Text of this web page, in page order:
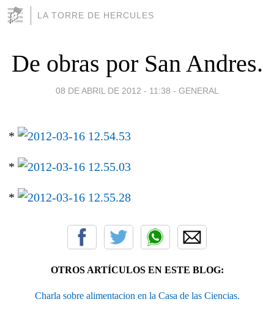
LA TORRE DE HERCULES
De obras por San Andres.
08 DE ABRIL DE 2012 - 11:38 - GENERAL
*
*
*
OTROS ARTÍCULOS EN ESTE BLOG:
Charla sobre alimentacion en la Casa de las Ciencias.